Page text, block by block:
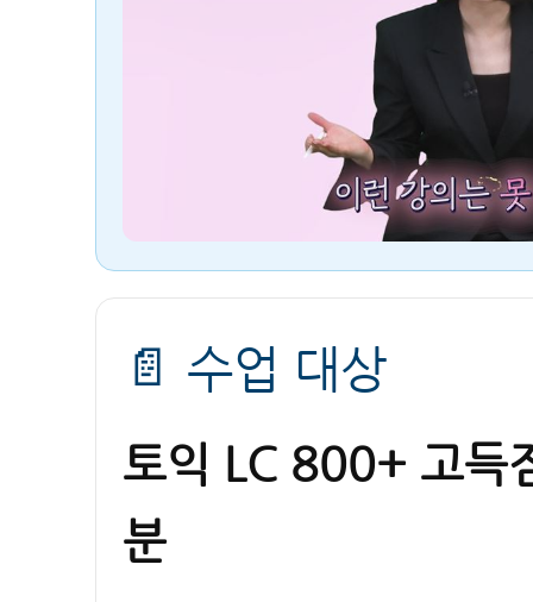
📄 수업 대상
토익 LC 800+ 고득
분